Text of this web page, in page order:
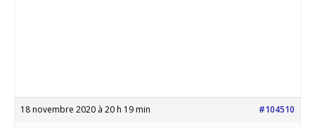
18 novembre 2020 à 20 h 19 min #104510